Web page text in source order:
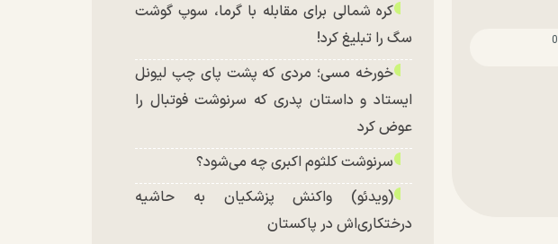
0
کره شمالی برای مقابله با گرما، سوپ گوشت
سگ را تبلیغ کرد!
خورخه مسی؛ مردی که پشت پای چپ لیونل
ایستاد و داستان پدری که سرنوشت فوتبال را
عوض کرد
سرنوشت کلثوم اکبری چه می‌شود؟
(ویدئو) واکنش پزشکیان به حاشیه
درختکاری‌اش در پاکستان